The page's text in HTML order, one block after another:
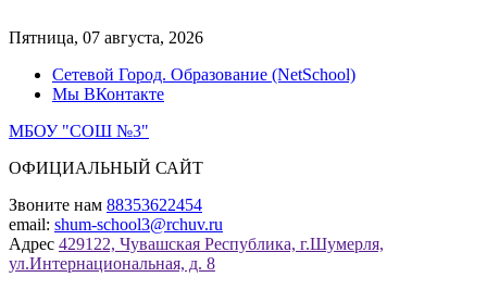
к
Пятница, 07 августа, 2026
Сетевой Город. Образование (NetSchool)
Мы ВКонтакте
МБОУ "СОШ №3"
ОФИЦИАЛЬНЫЙ САЙТ
Звоните нам 88353622454
email: shum-school3@rchuv.ru
Адрес 429122, Чувашская Республика, г.Шумерля,
ул.Интернациональная, д. 8